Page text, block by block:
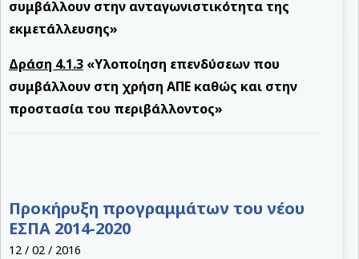
συμβάλλουν στην ανταγωνιστικότητα της
εκμετάλλευσης»
Δράση 4.1.3 «Υλοποίηση επενδύσεων που
συμβάλλουν στη χρήση ΑΠΕ καθώς και στην
προστασία του περιβάλλοντος»
Προκήρυξη προγραμμάτων του νέου
ΕΣΠΑ 2014-2020
12 / 02 / 2016